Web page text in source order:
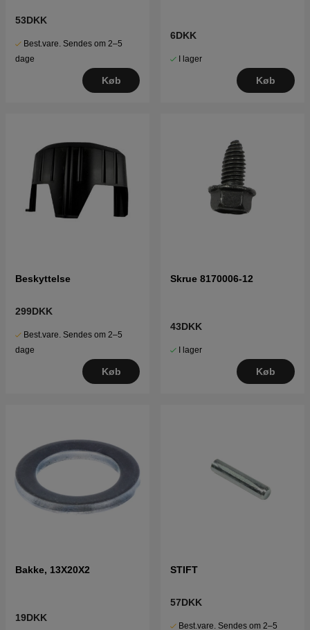
53DKK
Best.vare. Sendes om 2–5
dage
Køb
6DKK
I lager
Køb
Beskyttelse
299DKK
Best.vare. Sendes om 2–5
dage
Køb
Skrue 8170006-12
43DKK
I lager
Køb
Bakke, 13X20X2
19DKK
STIFT
57DKK
Best.vare. Sendes om 2–5